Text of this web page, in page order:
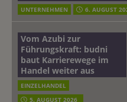
UNTERNEHMEN 6. AUGUST
Vom Azubi zur
Führungskraft: budni
baut Karrierewege im
Handel weiter aus
EINZELHANDEL
5. AUGUST 2026